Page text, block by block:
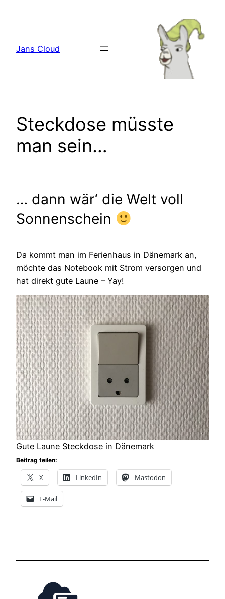
Jans Cloud
Steckdose müsste
man sein…
… dann wär‘ die Welt voll
Sonnenschein
Da kommt man im Ferienhaus in Dänemark an,
möchte das Notebook mit Strom versorgen und
hat direkt gute Laune – Yay!
Gute Laune Steckdose in Dänemark
Beitrag teilen:
X LinkedIn Mastodon
E-Mail